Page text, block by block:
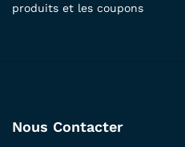
produits et les coupons
Nous Contacter